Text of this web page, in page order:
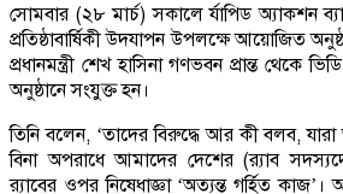
সোমবার (২৮ মার্চ) সকালে র্যাপিড অ্যাকশন
প্রতিষ্ঠাবার্ষিকী উদযাপন উপলক্ষে আয়োজিত
প্রধানমন্ত্রী শেখ হাসিনা গণভবন প্রান্ত থেকে
অনুষ্ঠানে সংযুক্ত হন।
তিনি বলেন, ‘তাদের বিরুদ্ধে আর কী বলব,
বিনা অপরাধে আমাদের দেশের (র‌্যাব
র‌্যাবের ওপর নিষেধাজ্ঞা ‘অত্যন্ত গর্হিত